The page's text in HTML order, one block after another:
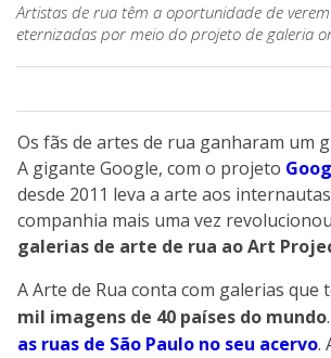
Artistas de rua têm a oportunidade de
eternizadas por meio do projeto de galeria
Os fãs de artes de rua ganharam um
A gigante Google, com o projeto
desde 2011 leva a arte aos
companhia mais uma vez
galerias de arte de rua ao Art
A Arte de Rua conta com galerias que
mil imagens de 40 países do mundo
as ruas de São Paulo no seu acervo.